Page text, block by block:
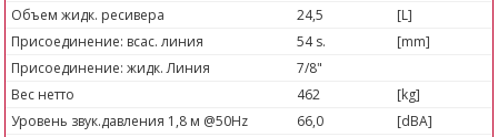
Объем жидк. ресивера
24,5
[L]
Присоединение: всас. линия
54 s.
[mm]
Присоединение: жидк. Линия
7/8"
Вес нетто
462
[kg]
Уровень звук.давления 1,8 м @50Hz
66,0
[dBA]